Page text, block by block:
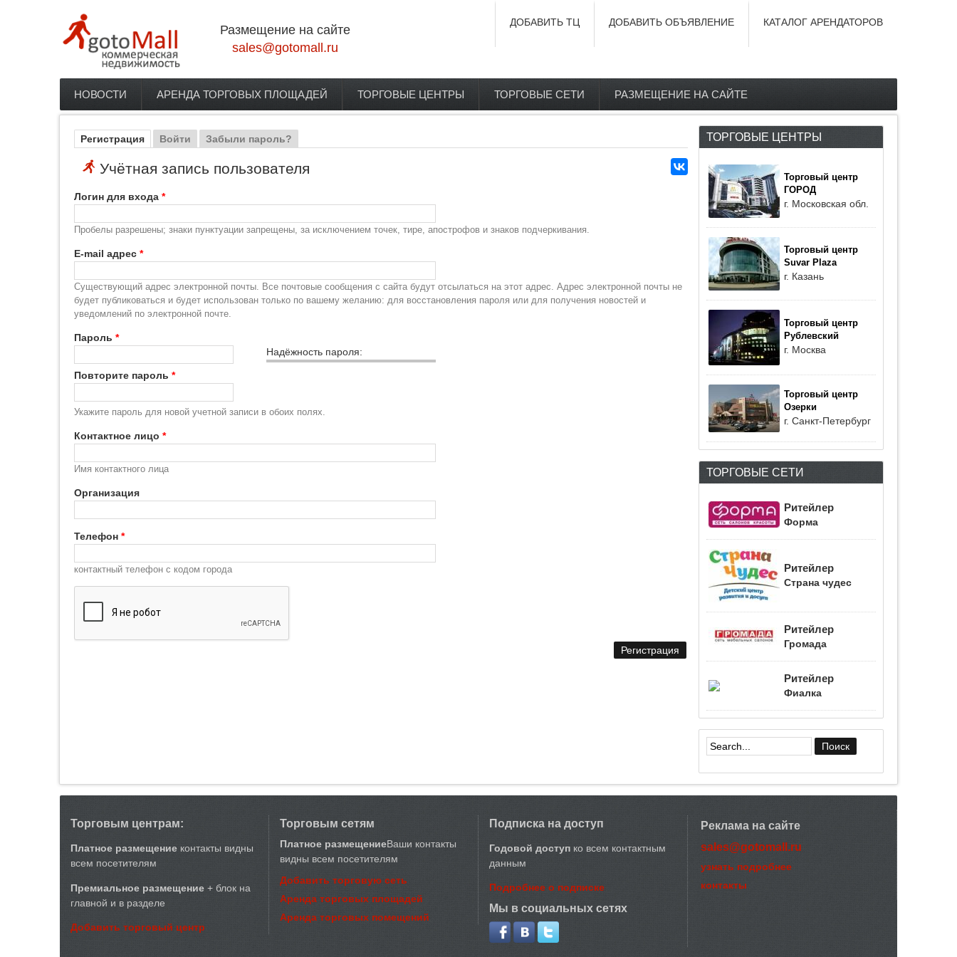
Размещение на сайте
sales@gotomall.ru
КАТАЛОГ АРЕНДАТОРОВ
ДОБАВИТЬ ОБЪЯВЛЕНИЕ
ДОБАВИТЬ ТЦ
Главное меню
НОВОСТИ АРЕНДА ТОРГОВЫХ ПЛОЩАДЕЙ ТОРГОВЫЕ ЦЕНТРЫ ТОРГОВЫЕ СЕТИ РАЗМЕЩЕНИЕ НА САЙТЕ
Главные вкладки
Регистрация (активная вкладка)
Войти Забыли пароль?
Учётная запись пользователя
Логин для входа *
Пробелы разрешены; знаки пунктуации запрещены, за исключением точек, тире, апострофов и знаков подчеркивания.
E-mail адрес *
Существующий адрес электронной почты. Все почтовые сообщения с сайта будут отсылаться на этот адрес. Адрес электронной почты не
будет публиковаться и будет использован только по вашему желанию: для восстановления пароля или для получения новостей и
уведомлений по электронной почте.
Надёжность пароля:
Пароль *
Повторите пароль *
Укажите пароль для новой учетной записи в обоих полях.
Контактное лицо *
Имя контактного лица
Организация
Телефон *
контактный телефон с кодом города
ТОРГОВЫЕ ЦЕНТРЫ
Торговый центр
ГОРОД
г. Московская обл.
Торговый центр
Suvar Plaza
г. Казань
Торговый центр
Рублевский
г. Москва
Торговый центр
Озерки
г. Санкт-Петербург
ТОРГОВЫЕ СЕТИ
Ритейлер
Форма
Ритейлер
Страна чудес
Ритейлер
Громада
Ритейлер
Фиалка
Форма поиска
Торговым центрам:
Платное размещение контакты видны
всем посетителям
Премиальное размещение + блок на
главной и в разделе
Добавить торговый центр
Торговым сетям
Платное размещениеВаши контакты
видны всем посетителям
Добавить торговую сеть
Аренда торговых площадей
Аренда торговых помещений
Подписка на доступ
Годовой доступ ко всем контактным
данным
Подробнее о подписке
Мы в социальных сетях
Реклама на сайте
sales@gotomall.ru
узнать подробнее
контакты